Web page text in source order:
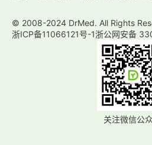
© 2008-2024 DrMed. All Rights
浙ICP备11066121号-1浙公网安备
关注微信公